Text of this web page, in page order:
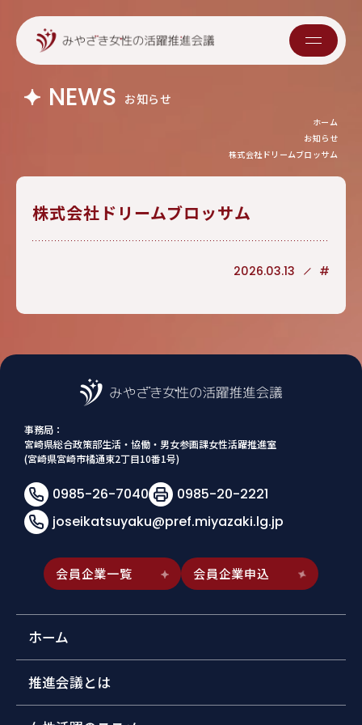
NEWS お知らせ
ホーム
お知らせ
株式会社ドリームブロッサム
株式会社ドリームブロッサム
2026.03.13 #
事務局：
宮崎県総合政策部生活・協働・男女参画課女性活躍推進室
(宮崎県宮崎市橘通東2丁目10番1号)
0985-26-7040
0985-20-2221
joseikatsuyaku@pref.miyazaki.lg.jp
会員企業一覧 会員企業申込
ホーム
推進会議とは